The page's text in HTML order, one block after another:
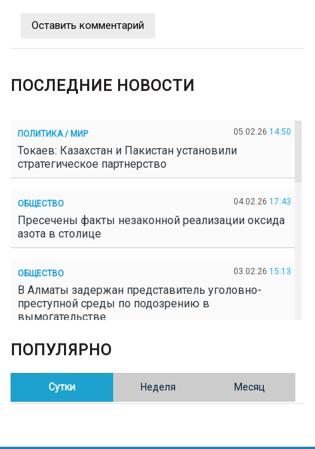
Оставить комментарий
ПОСЛЕДНИЕ НОВОСТИ
ПОЛИТИКА / МИР 05.02.26 14:50
Токаев: Казахстан и Пакистан установили
стратегическое партнерство
ОБЩЕСТВО 04.02.26 17:43
Пресечены факты незаконной реализации оксида
азота в столице
ОБЩЕСТВО 03.02.26 15:13
В Алматы задержан представитель уголовно-
преступной среды по подозрению в
вымогательстве
ОБЩЕСТВО
Полицейские пресекли незаконное выращивание
конопли в Таразе
Казахстан возглавил Договор о зоне, свободной от
ПОПУЛЯРНО
Сутки Неделя Месяц